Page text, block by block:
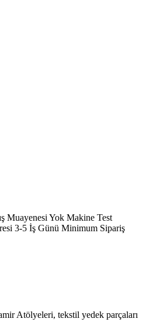
Muayenesi Yok Makine Test
3-5 İş Günü Minimum Sipariş
Atölyeleri, tekstil yedek parçaları